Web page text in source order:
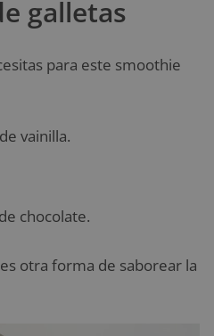
galletas
para este smoothie
vainilla.
chocolate.
otra forma de saborear la